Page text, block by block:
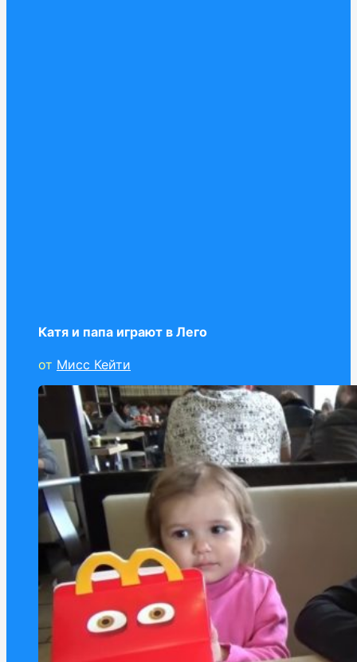
Катя и папа играют в Лего
от Мисс Кейти